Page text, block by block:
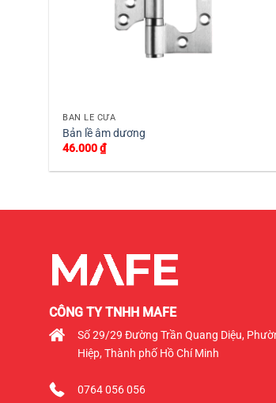
BẢN LỀ CỬA
Bản lề âm dương
46.000₫
CÔNG TY TNHH MAFE
Số 29/29 Đường Trần Quang Diệu,
Hiệp, Thành phố Hồ Chí Minh
0764 056 056